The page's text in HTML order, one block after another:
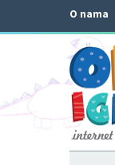
O nama